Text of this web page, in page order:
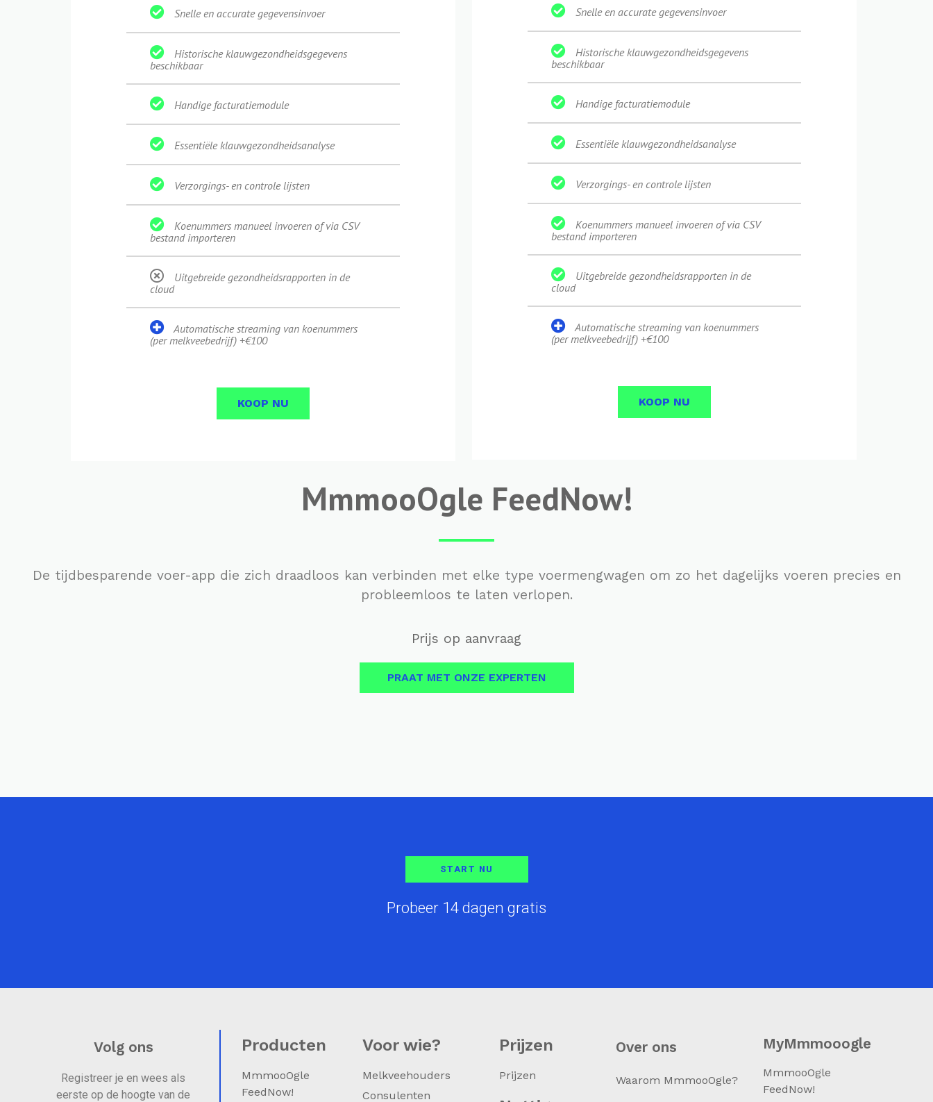
Snelle en accurate gegevensinvoer
Historische klauwgezondheidsgegevens
beschikbaar
Handige facturatiemodule
Essentiële klauwgezondheidsanalyse
Verzorgings- en controle lijsten
Koenummers manueel invoeren of via CSV
bestand importeren
Uitgebreide gezondheidsrapporten in de
cloud
Automatische streaming van koenummers
(per melkveebedrijf) +€100
KOOP NU
Snelle en accurate gegevensinvoer
Historische klauwgezondheidsgegevens
beschikbaar
Handige facturatiemodule
Essentiële klauwgezondheidsanalyse
Verzorgings- en controle lijsten
Koenummers manueel invoeren of via CSV
bestand importeren
Uitgebreide gezondheidsrapporten in de
cloud
Automatische streaming van koenummers
(per melkveebedrijf) +€100
KOOP NU
MmmooOgle FeedNow!
De tijdbesparende voer-app die zich draadloos kan verbinden met elke type voermengwagen om zo het dagelijks voeren precies en
probleemloos te laten verlopen.
Prijs op aanvraag
PRAAT MET ONZE EXPERTEN
START NU
Probeer 14 dagen gratis
Volg ons
Registreer je en wees als
eerste op de hoogte van de
Producten
MmmooOgle
FeedNow!
Voor wie?
Melkveehouders
Consulenten
Prijzen
Prijzen
Over ons
Waarom MmmooOgle?
MyMmmooogle
MmmooOgle
FeedNow!